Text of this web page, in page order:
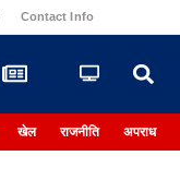
Contact Info
खेल राजनीति अपराध